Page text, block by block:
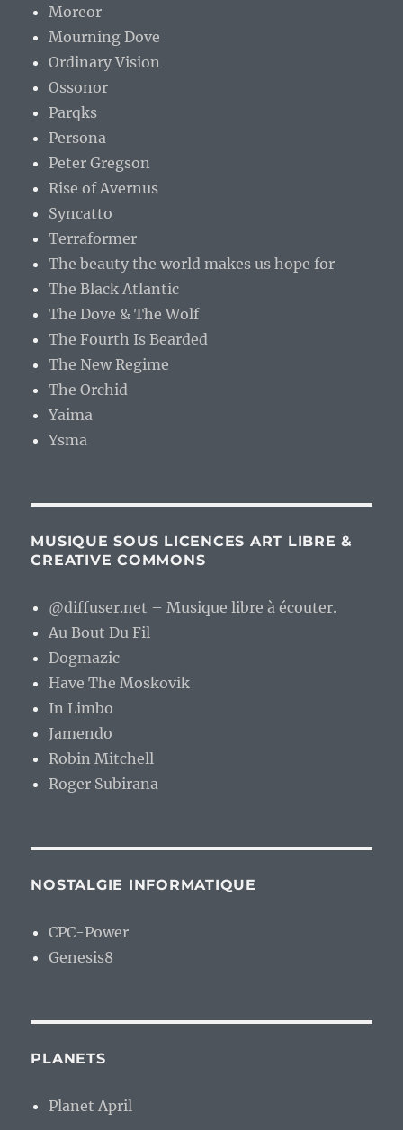
Moreor
Mourning Dove
Ordinary Vision
Ossonor
Parqks
Persona
Peter Gregson
Rise of Avernus
Syncatto
Terraformer
The beauty the world makes us hope for
The Black Atlantic
The Dove & The Wolf
The Fourth Is Bearded
The New Regime
The Orchid
Yaima
Ysma
MUSIQUE SOUS LICENCES ART LIBRE &
CREATIVE COMMONS
@diffuser.net – Musique libre à écouter.
Au Bout Du Fil
Dogmazic
Have The Moskovik
In Limbo
Jamendo
Robin Mitchell
Roger Subirana
NOSTALGIE INFORMATIQUE
CPC-Power
Genesis8
PLANETS
Planet April